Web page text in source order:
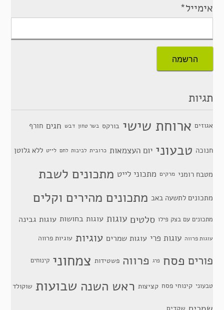
אימייל*
תגיות
אגוזים ארוחת שישי בורקס בשר טחון דבש חגים חורף
חנוכה טבעוני יום העצמאות כרובית לביבות לחם לייט ללא גלוטן
מטבח רומני מרקים מתכוני לייט מתכונים לשבת
מתכונים לתשעה באב מתכונים מהירים וקלים
מתכונים עם בצק פילו סלטים עוגות עוגות בחושות עוגות גבינה
עוגות פרווה עוגות פרי עוגות שמרים עוגיות עוגיות פרווה
פורים פסח פרג פרווה פשטידות צמחוני קינוחים
טבעוני קינוחי פסח קציצות ראש השנה שבועות שוקולד